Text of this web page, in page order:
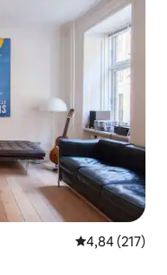
Средна
4,84 (217)